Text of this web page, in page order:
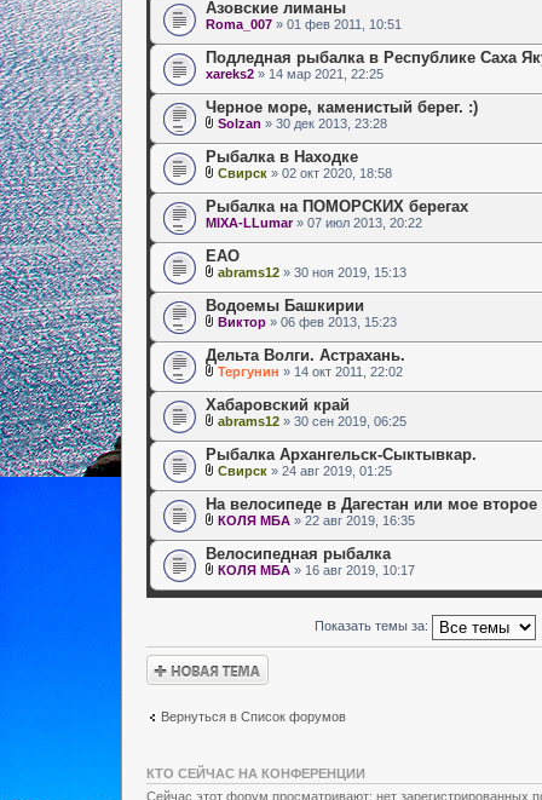
Азовские лиманы
Roma_007 » 01 фев 2011, 10:51
Подледная рыбалка в Республике Саха
xareks2 » 14 мар 2021, 22:25
Черное море, каменистый берег. :)
Solzan » 30 дек 2013, 23:28
Рыбалка в Находке
Свирск » 02 окт 2020, 18:58
Рыбалка на ПОМОРСКИХ берегах
MIXA-LLumar» 07 июл 2013, 20:22
ЕАО
abrams12 » 30 ноя 2019, 15:13
Водоемы Башкирии
Виктор » 06 фев 2013, 15:23
Дельта Волги. Астрахань.
Тергунин » 14 окт 2011, 22:02
Хабаровский край
abrams12 » 30 сен 2019, 06:25
Рыбалка Архангельск-Сыктывкар.
Свирск » 24 авг 2019, 01:25
На велосипеде в Дагестан или мое
КОЛЯ МБА » 22 авг 2019, 16:35
Велосипедная рыбалка
КОЛЯ МБА » 16 авг 2019, 10:17
Показать темы за:
Новая тема
Вернуться в Список форумов
КТО СЕЙЧАС НА КОНФЕРЕНЦИИ
Сейчас этот форум просматривают: нет зарегистрированных